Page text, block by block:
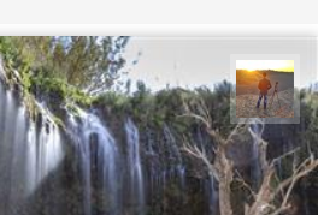
مهدی مخلصیان